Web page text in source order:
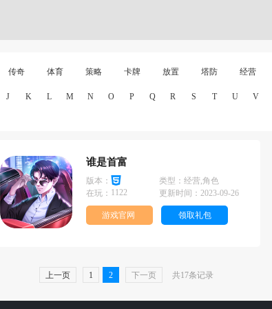
传奇 体育 策略 卡牌 放置 塔防 经营
J K L M N O P Q R S T U V
谁是首富
版本： 类型： 经营,角色
在玩： 1122 更新时间： 2023-09-26
游戏官网 领取礼包
上一页 1 2 下一页 共17条记录